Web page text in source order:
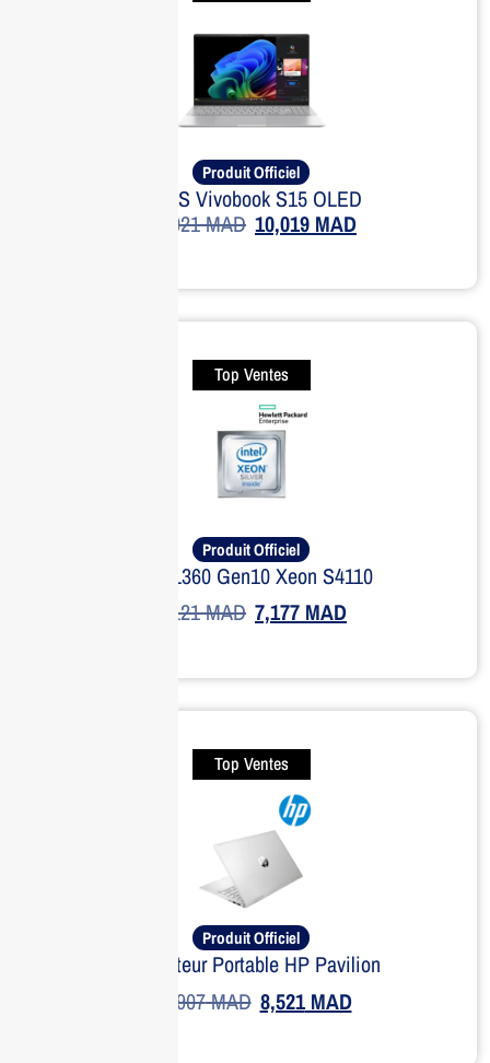
Produit Officiel
ASUS Vivobook S15 OLED
13,021MAD 10,019 MAD
Top Ventes
Produit Officiel
Kit DL360 Gen10 Xeon S4110
9,121MAD 7,177 MAD
Top Ventes
Produit Officiel
Ordinateur Portable HP Pavilion
10,907MAD 8,521MAD